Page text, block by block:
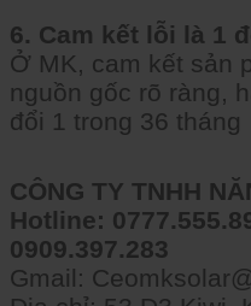
6. Cam kết lỗi là 1
Ở MK, cam kết sản
nguồn gốc rõ ràng,
đổi 1 trong 36 tháng
CÔNG TY TNHH
Hotline:
0909.397.283
Gmail: